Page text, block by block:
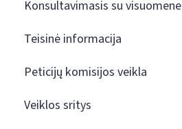
Konsultavimasis su visuomene
Teisinė informacija
Peticijų komisijos veikla
Veiklos sritys